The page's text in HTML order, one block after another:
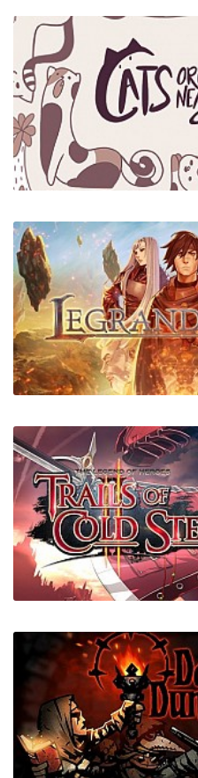
Cats
Legrand Legacy
The Legend of Heroes: